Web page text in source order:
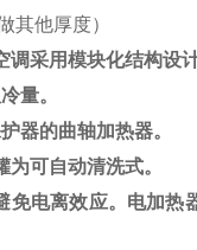
其他厚度）
采用模块化结构设计
量。
器的曲轴加热器。
可自动清洗式。
免电离效应。电加热